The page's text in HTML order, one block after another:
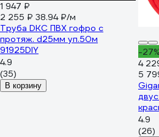
1 947 ₽
2 255 ₽ 38.94 ₽/м
Труба DKC ПВХ гофро c
протяж. d25мм уп.50м
91925DIY
4.9
(35)
В корзину
-27%
4
5
4.9
(26)